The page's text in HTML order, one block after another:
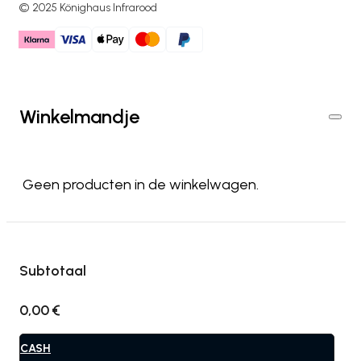
© 2025 Könighaus Infrarood
Winkelmandje
Geen producten in de winkelwagen.
Subtotaal
0,00€
CASH